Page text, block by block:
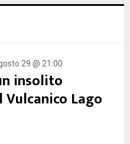
29 @ 21:00
insolito
Lago